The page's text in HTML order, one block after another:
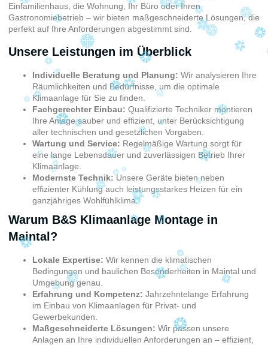
Einfamilienhaus, die Wohnung, Ihr Büro oder Ihren
Gastronomiebetrieb – wir bieten maßgeschneiderte Lösungen, die
perfekt auf Ihre Anforderungen abgestimmt sind.
Unsere Leistungen im Überblick
Individuelle Beratung und Planung: Wir analysieren Ihre
Räumlichkeiten und Bedürfnisse, um die optimale
Klimaanlage für Sie zu finden.
Fachgerechter Einbau: Qualifizierte Techniker montieren
Ihre Anlage sauber und effizient, unter Berücksichtigung
aller technischen und gesetzlichen Vorgaben.
Wartung und Service: Regelmäßige Wartung sorgt für
eine lange Lebensdauer und zuverlässigen Betrieb Ihrer
Klimaanlage.
Modernste Technik:Unsere Geräte bieten neben
effizienter Kühlung auch leistungsstarkes Heizen für ein
ganzjähriges Wohlfühlklima.
Warum B&S Klimaanlage Montage in
Maintal?
Lokale Expertise: Wir kennen die klimatischen
Bedingungen und baulichen Besonderheiten in Maintal und
Umgebung genau.
Erfahrung und Kompetenz: Jahrzehntelange Erfahrung
im Einbau von Klimaanlagen für Privat- und
Gewerbekunden.
Maßgeschneiderte Lösungen: Wir passen unsere
Anlagen an Ihre individuellen Anforderungen an – effizient,